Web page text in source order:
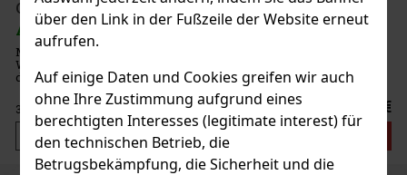
über den Link in der Fußzeile der Website erneut
aufrufen.
Auf einige Daten und Cookies greifen wir auch
ohne Ihre Zustimmung aufgrund eines
berechtigten Interesses (legitimate interest) für
den technischen Betrieb, die
Betrugsbekämpfung, die Sicherheit und die
Gläsern 0,7l 42%
AUF LAGER (> 5 st)
McConnell's 5 Year Old ist ein klassischer irischer Blended
Whiskey, der an die mehr als zwei Jahrhunderte lange Tradition
der Marke anknüpft, die bis ins Jahr 1776 zurückreicht. Diese
harmonische Mischung aus Malt- und Grain-Whiskeys reift fünf
Jahr
37.19€ ohne VAT 45 €